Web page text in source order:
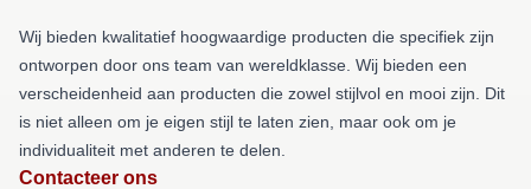
Wij bieden kwalitatief hoogwaardige producten die specifiek zijn
ontworpen door ons team van wereldklasse. Wij bieden een
verscheidenheid aan producten die zowel stijlvol en mooi zijn. Dit
is niet alleen om je eigen stijl te laten zien, maar ook om je
individualiteit met anderen te delen.
Contacteer ons